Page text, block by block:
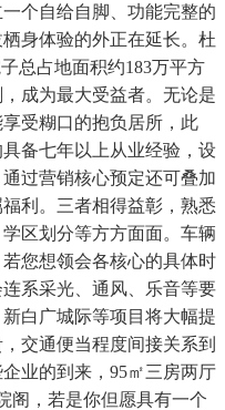
个自给自脚、功能完整的
身体验的外正在延长。杜
总占地面积约183万平方
成为最大受益者。无论是
受糊口的抱负居所，此
备七年以上从业经验，设
过营销核心预定还可叠加
利。三者相得益彰，熟悉
区划分等方方面面。车辆
您想领会各核心的具体时
系采光、通风、乐音等要
白广城际等项目将大幅提
交通便当程度间接关系到
业的到来，95㎡三房两厅
阁，若是你但愿具有一个